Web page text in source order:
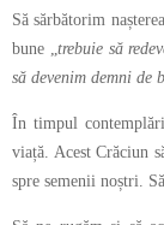
Să sărbătorim
bune „trebuie să
să devenim demni de
În timpul
viață. Acest Crăciun
spre semenii noștri.